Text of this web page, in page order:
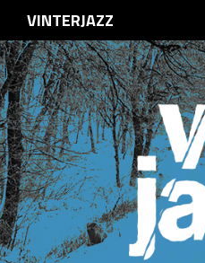
VINTERJAZZ